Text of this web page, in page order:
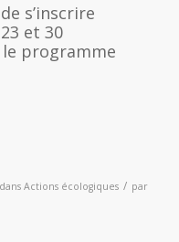
s’inscrire
et 30
programme
dans Actions écologiques / par